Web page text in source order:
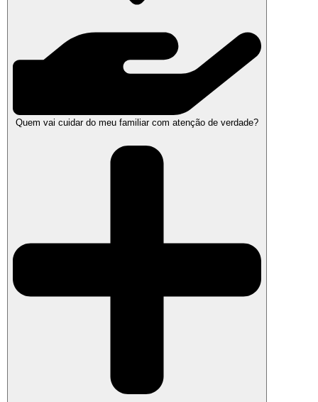
Quem vai cuidar do meu familiar com atenção de verdade?